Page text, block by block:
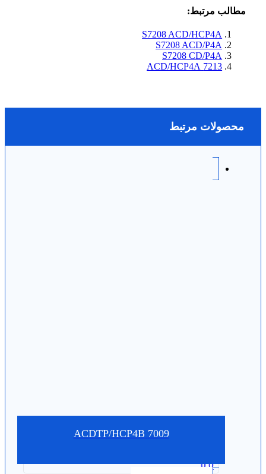
مطالب مرتبط:
S7208 ACD/HCP4A
S7208 ACD/P4A
S7208 CD/P4A
7213 ACD/HCP4A
محصولات مرتبط
7009 ACDTP/HCP4B
0.0